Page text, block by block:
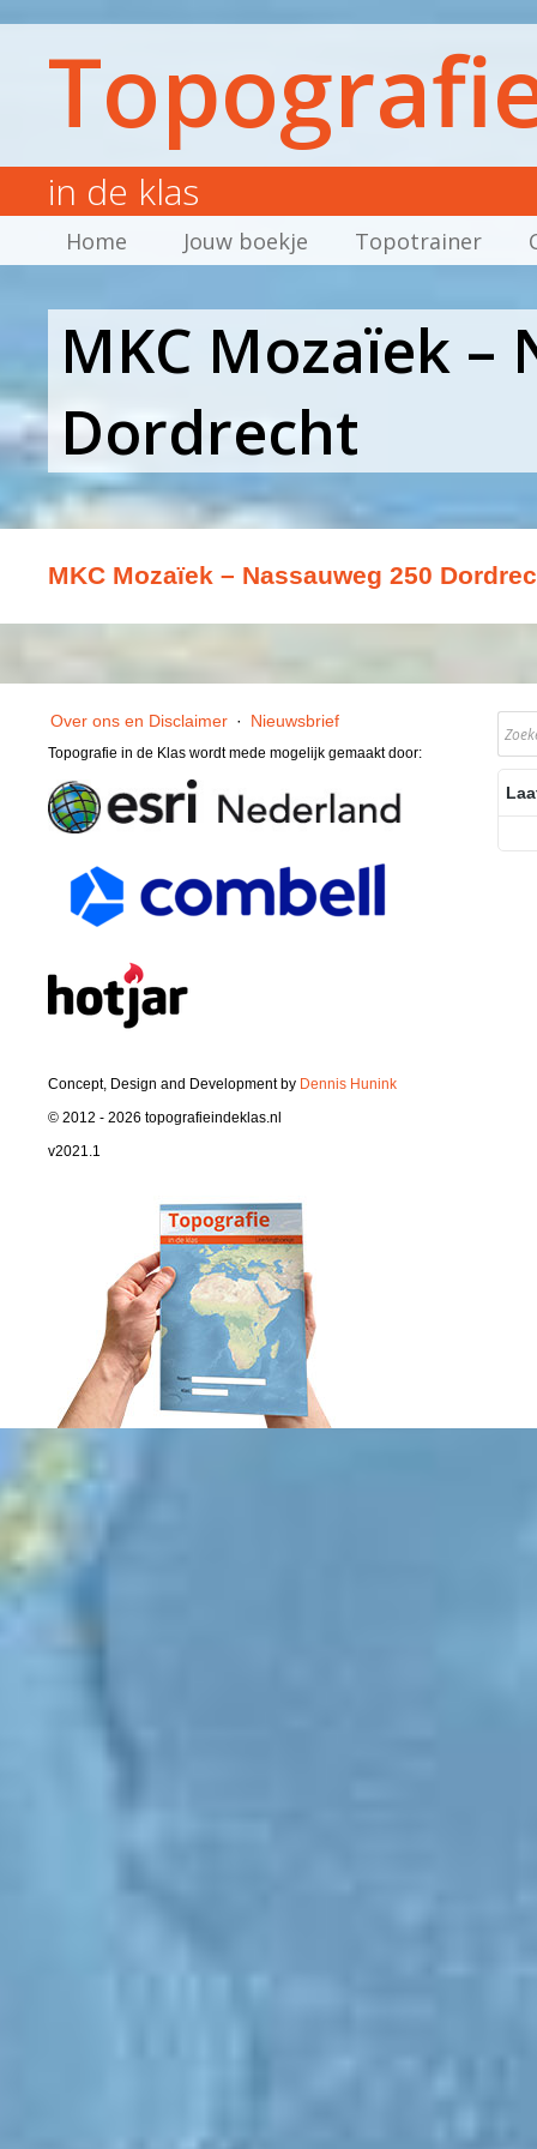
in de klas
Home Jouw boekje Topotrainer
MKC Mozaïek –
Dordrecht
MKC Mozaïek – Nassauweg 250
Over ons en Disclaimer · Nieuwsbrief
Topografie in de Klas wordt mede mogelijk gemaakt door:
Concept, Design and Development by Dennis Hunink
© 2012 - 2026 topografieindeklas.nl
v2021.1